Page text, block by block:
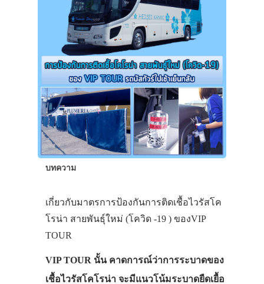
บทความ
เกี่ยวกับมาตรการป้องกันการติดเชื้อไวรัสโค
โรน่า สายพันธุ์ใหม่ (โควิด -19 ) ของVIP
TOUR
VIP TOUR นั้น คาดการณ์ว่าการระบาดของ
เชื้อไวรัสโคโรน่า จะมีแนวโน้มระบาดยืดเยื้อ